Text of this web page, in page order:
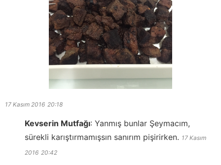
17 Kasım 2016 20:18
Kevserin Mutfağı: Yanmış bunlar Şeymacım,
sürekli karıştırmamışsın sanırım pişirirken. 17 Kasım
2016 20:42